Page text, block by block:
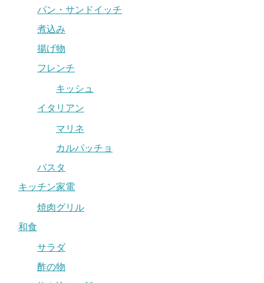
パン・サンドイッチ
煮込み
揚げ物
フレンチ
キッシュ
イタリアン
マリネ
カルパッチョ
パスタ
キッチン家電
焼肉グリル
和食
サラダ
酢の物